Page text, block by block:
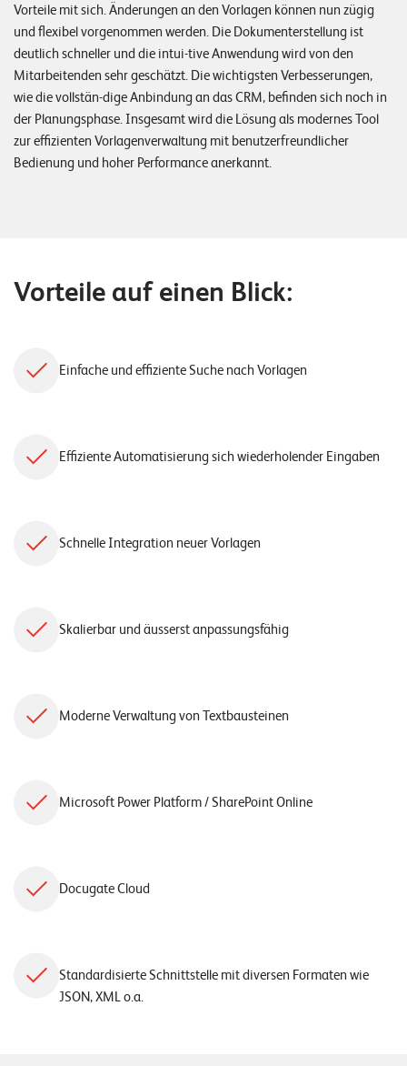
Vorteile mit sich. Änderungen an den Vorlagen können nun zügig
und flexibel vorgenommen werden. Die Dokumenterstellung ist
deutlich schneller und die intui-tive Anwendung wird von den
Mitarbeitenden sehr geschätzt. Die wichtigsten Verbesserungen,
wie die vollstän-dige Anbindung an das CRM, befinden sich noch in
der Planungsphase. Insgesamt wird die Lösung als modernes Tool
zur effizienten Vorlagenverwaltung mit benutzerfreundlicher
Bedienung und hoher Performance anerkannt.
Vorteile auf einen Blick:
Einfache und effiziente Suche nach Vorlagen
Effiziente Automatisierung sich wiederholender Eingaben
Schnelle Integration neuer Vorlagen
Skalierbar und äusserst anpassungsfähig
Moderne Verwaltung von Textbausteinen
Microsoft Power Platform / SharePoint Online
Docugate Cloud
Standardisierte Schnittstelle mit diversen Formaten wie
JSON, XML o.a.